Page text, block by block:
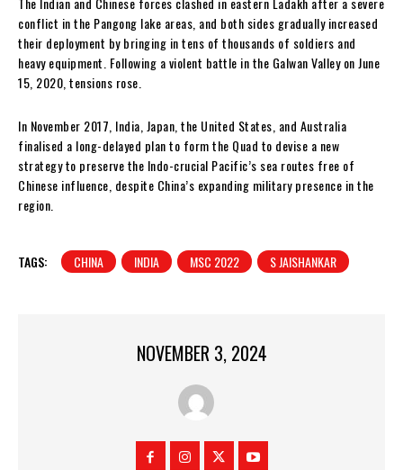
conflict in the Pangong lake areas, and both sides gradually increased
their deployment by bringing in tens of thousands of soldiers and
heavy equipment. Following a violent battle in the Galwan Valley on June
15, 2020, tensions rose.
In November 2017, India, Japan, the United States, and Australia
finalised a long-delayed plan to form the Quad to devise a new
strategy to preserve the Indo-crucial Pacific’s sea routes free of
Chinese influence, despite China’s expanding military presence in the
region.
TAGS: CHINA INDIA MSC 2022 S JAISHANKAR
NOVEMBER 3, 2024